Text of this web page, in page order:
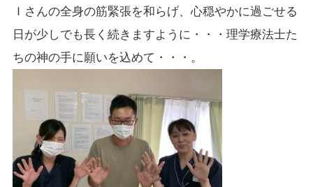
Ｉさんの全身の筋緊張を和らげ、心穏やかに過ごせる
日が少しでも長く続きますように・・・理学療法士た
ちの神の手に願いを込めて・・・。